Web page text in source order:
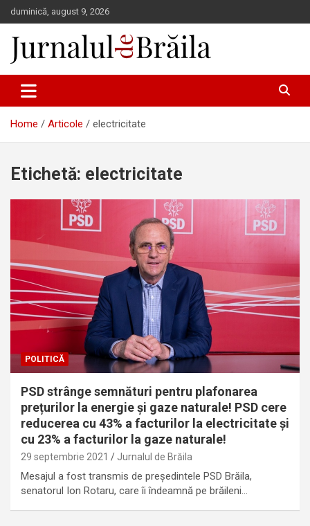
Skip
to
content
duminică, august 9, 2026
Jurnalul de Brăila
Home Articole electricitate
Etichetă: electricitate
POLITICĂ
PSD strânge semnături pentru plafonarea
prețurilor la energie și gaze naturale! PSD cere
reducerea cu 43% a facturilor la electricitate și
cu 23% a facturilor la gaze naturale!
29 septembrie 2021 Jurnalul de Brăila
Mesajul a fost transmis de președintele PSD Brăila,
senatorul Ion Rotaru, care îi îndeamnă pe brăileni…